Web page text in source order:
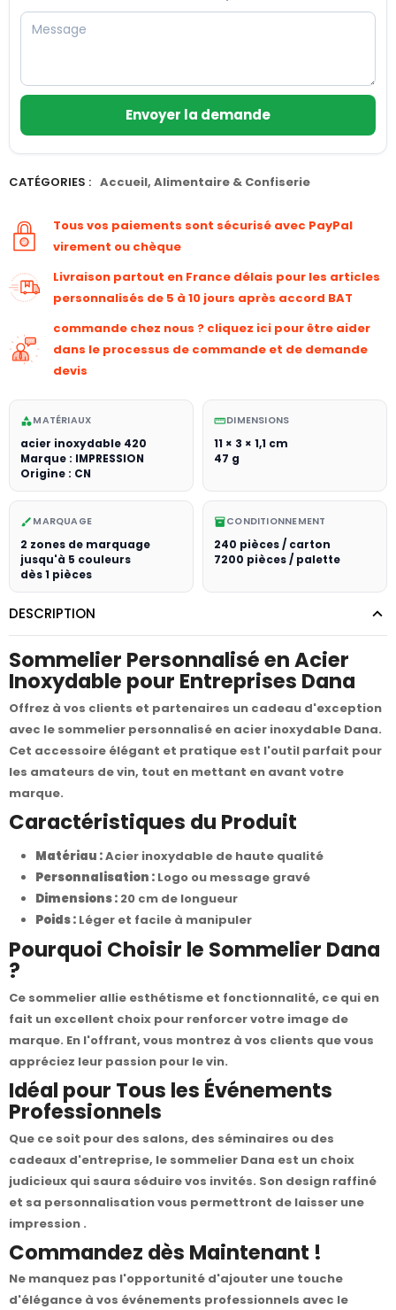
Envoyer la demande
CATÉGORIES : Accueil, Alimentaire & Confiserie
Tous vos paiements sont sécurisé avec PayPal
virement ou chèque
Livraison partout en France délais pour les articles
personnalisés de 5 à 10 jours après accord BAT
commande chez nous ? cliquez ici pour être aider
dans le processus de commande et de demande
devis
categoryMATÉRIAUX
acier inoxydable 420
Marque : IMPRESSION
Origine : CN
straightenDIMENSIONS
11 × 3 × 1,1 cm
47 g
brush MARQUAGE
2 zones de marquage
jusqu'à 5 couleurs
dès 1 pièces
inventory_2CONDITIONNEMENT
240 pièces / carton
7200 pièces / palette
DESCRIPTION
Sommelier Personnalisé en Acier
Inoxydable pour Entreprises Dana
Offrez à vos clients et partenaires un cadeau d'exception
avec le sommelier personnalisé en acier inoxydable Dana.
Cet accessoire élégant et pratique est l'outil parfait pour
les amateurs de vin, tout en mettant en avant votre
marque.
Caractéristiques du Produit
Matériau :Acier inoxydable de haute qualité
Personnalisation : Logo ou message gravé
Dimensions : 20 cm de longueur
Poids : Léger et facile à manipuler
Pourquoi Choisir le Sommelier Dana
?
Ce sommelier allie esthétisme et fonctionnalité, ce qui en
fait un excellent choix pour renforcer votre image de
marque. En l'offrant, vous montrez à vos clients que vous
appréciez leur passion pour le vin.
Idéal pour Tous les Événements
Professionnels
Que ce soit pour des salons, des séminaires ou des
cadeaux d'entreprise, le sommelier Dana est un choix
judicieux qui saura séduire vos invités. Son design raffiné
et sa personnalisation vous permettront de laisser une
impression .
Commandez dès Maintenant !
Ne manquez pas l'opportunité d'ajouter une touche
d'élégance à vos événements professionnels avec le